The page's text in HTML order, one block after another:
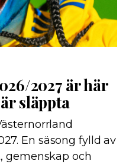
2027 är här
släppta
En säsong fylld av
gemenskap och